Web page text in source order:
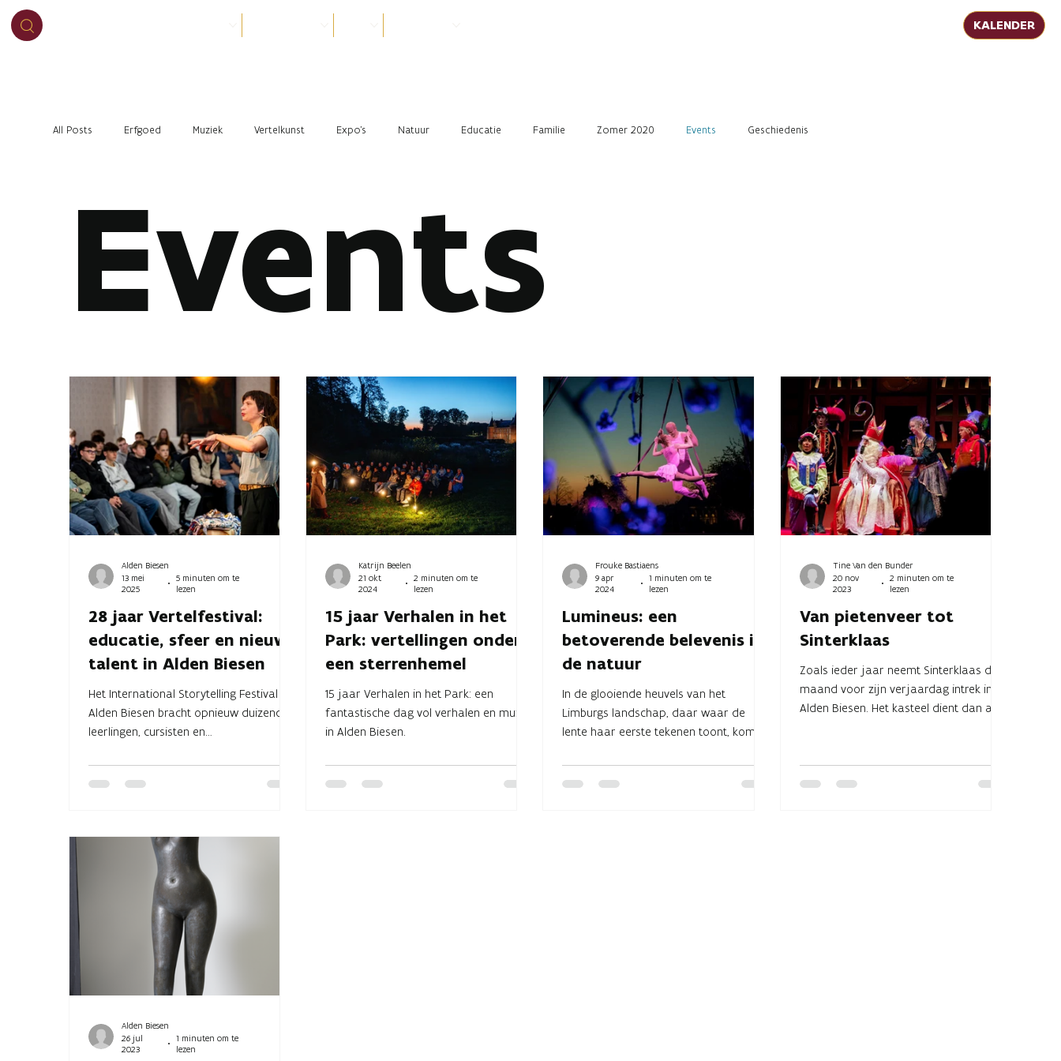
KALENDER
All Posts Erfgoed Muziek Vertelkunst Expo's Natuur Educatie Familie Zomer 2020 Events Geschiedenis
Events
28 jaar Vertelfestival:
educatie, sfeer en nieuw
talent in Alden Biesen
Het International Storytelling Festival in
Alden Biesen bracht opnieuw duizenden
leerlingen, cursisten en
voorstellingen in meerdere talen, een
sfeervol vertelcafé, verrassende spin-
te koesteren.
Alden Biesen
13 mei
2025
5 minuten om te
lezen
15 jaar Verhalen in het
Park: vertellingen onder
een sterrenhemel
15 jaar Verhalen in het Park: een
fantastische dag vol verhalen en muziek
in Alden Biesen.
Katrijn Beelen
21 okt
2024
2 minuten om te
lezen
Lumineus: een
betoverende belevenis in
de natuur
In de glooiende heuvels van het
Limburgs landschap, daar waar de
lente haar eerste tekenen toont, komen
Frouke Bastiaens
9 apr
2024
1 minuten om te
lezen
Van pietenveer tot
Sinterklaas
Zoals ieder jaar neemt Sinterklaas de
maand voor zijn verjaardag intrek in
Alden Biesen. Het kasteel dient dan als
Tine Van den Bunder
20 nov
2023
2 minuten om te
lezen
Alden Biesen
26 jul
2023
1 minuten om te
lezen